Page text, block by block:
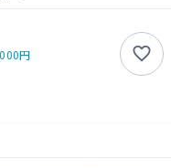
円